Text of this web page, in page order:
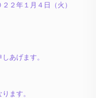
２年１月４日（火）
あげます。
ます。